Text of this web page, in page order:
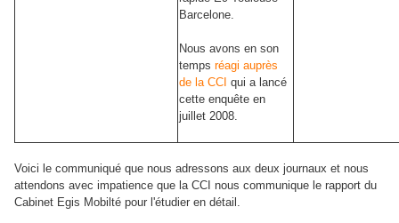
Barcelone.
Nous avons en son
temps réagi auprès
de la CCI qui a lancé
cette enquête en
juillet 2008.
Voici le communiqué que nous adressons aux deux journaux et nous
attendons avec impatience que la CCI nous communique le rapport du
Cabinet Egis Mobilté pour l'étudier en détail.